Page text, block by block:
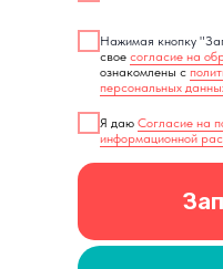
Нажимая кнопку
свое согласие на
ознакомлены с
персональных
Я даю Согласие на
информационной